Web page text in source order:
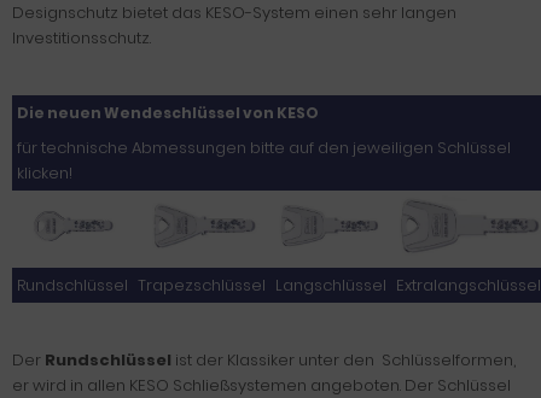
Designschutz bietet das KESO-System einen sehr langen
Investitionsschutz.
Die neuen Wendeschlüssel von KESO
für technische Abmessungen bitte auf den jeweiligen Schlüssel
klicken!
Rundschlüssel Trapezschlüssel Langschlüssel Extralangschlüssel
Der Rundschlüssel ist der Klassiker unter den Schlüsselformen,
er wird in allen KESO Schließsystemen angeboten. Der Schlüssel